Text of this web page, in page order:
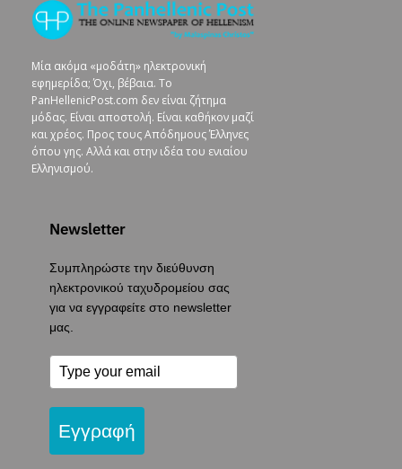
Μία ακόμα «μοδάτη» ηλεκτρονική
εφημερίδα; Όχι, βέβαια. To
PanHellenicPost.com δεν είναι ζήτημα
μόδας. Είναι αποστολή. Είναι καθήκον μαζί
και χρέος. Προς τους Απόδημους Έλληνες
όπου γης. Αλλά και στην ιδέα του ενιαίου
Ελληνισμού.
Newsletter
Συμπληρώστε την διεύθυνση
ηλεκτρονικού ταχυδρομείου σας
για να εγγραφείτε στο newsletter
μας.
Εγγραφή